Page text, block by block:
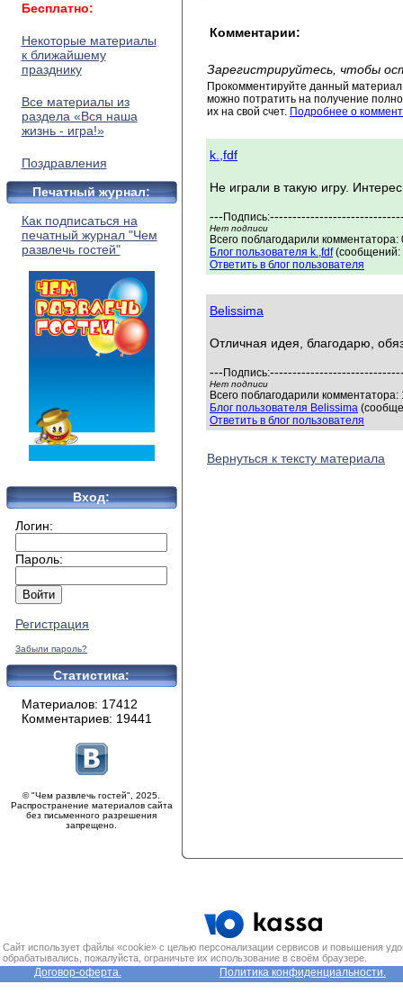
Бесплатно:
Некоторые материалы
к ближайшему
празднику
Все материалы из
раздела «Вся наша
жизнь - игра!»
Поздравления
Печатный журнал:
Как подписаться на
печатный журнал "Чем
развлечь гостей"
Вход:
Логин:
Пароль:
Регистрация
Забыли пароль?
Статистика:
Материалов: 17412
Комментариев: 19441
© "Чем развлечь гостей", 2025.
Распространение материалов сайта
без письменного разрешения
запрещено.
Комментарии:
Зарегистрируйтесь, чтобы
Прокомментируйте данный
можно потратить на получение
их на свой счет. Подробнее о
k.,fdf
Не играли в такую игру.
--- Подпись:
Нет подписи
Всего поблагодарили
Блог пользователя k.,fdf(сообщений:
Ответить в блог пользователя
Belissima
Отличная идея, благодарю,
--- Подпись:
Нет подписи
Всего поблагодарили
Блог пользователя Belissima
Ответить в блог пользователя
Вернуться к тексту материала
Сайт использует файлы «cookie» с целью персонализации сервисов и повышения
обрабатывались, пожалуйста, ограничьте их использование в своём браузере.
Договор-оферта. Политика конфиденциальности.